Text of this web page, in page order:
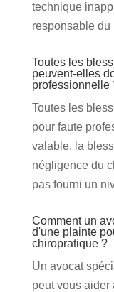
technique
responsable du
Toutes les
peuvent-elles
professionnelle
Toutes les
pour faute
valable, la
négligence du
pas fourni un
Comment un
d'une plainte
chiropratique ?
Un avocat
peut vous aider